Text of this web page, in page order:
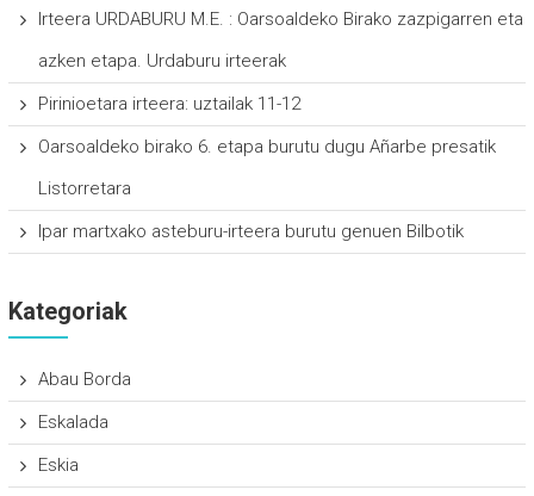
Irteera URDABURU M.E. : Oarsoaldeko Birako zazpigarren eta
azken etapa. Urdaburu irteerak
Pirinioetara irteera: uztailak 11-12
Oarsoaldeko birako 6. etapa burutu dugu Añarbe presatik
Listorretara
Ipar martxako asteburu-irteera burutu genuen Bilbotik
Kategoriak
Abau Borda
Eskalada
Eskia